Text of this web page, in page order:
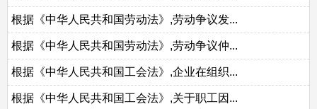
根据《中华人民共和国劳动法》,劳动争议发...
根据《中华人民共和国劳动法》,劳动争议仲...
根据《中华人民共和国工会法》,企业在组织...
根据《中华人民共和国工会法》,关于职工因...